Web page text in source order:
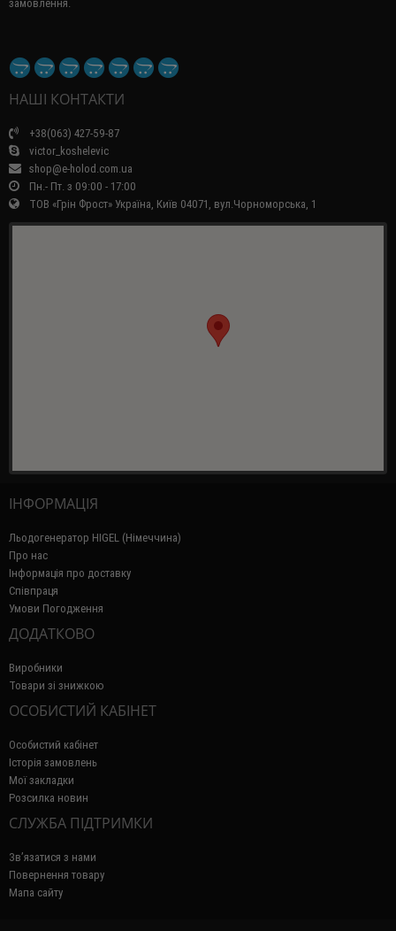
замовлення.
НАШІ КОНТАКТИ
+38(063) 427-59-87
victor_koshelevic
shop@e-holod.com.ua
Пн.- Пт. з 09:00 - 17:00
ТОВ «Грін Фрост» Україна, Київ 04071, вул.Чорноморська, 1
ІНФОРМАЦІЯ
Льодогенератор HIGEL (Німеччина)
Про нас
Інформація про доставку
Співпраця
Умови Погодження
ДОДАТКОВО
Виробники
Товари зі знижкою
ОСОБИСТИЙ КАБІНЕТ
Особистий кабінет
Історія замовлень
Мої закладки
Розсилка новин
СЛУЖБА ПІДТРИМКИ
Зв’язатися з нами
Повернення товару
Мапа сайту